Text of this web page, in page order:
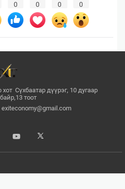
0 0 0 0
Сүхбаатар дүүрэг, 10 дугаар
тоот
exiteconomy@gmail.com